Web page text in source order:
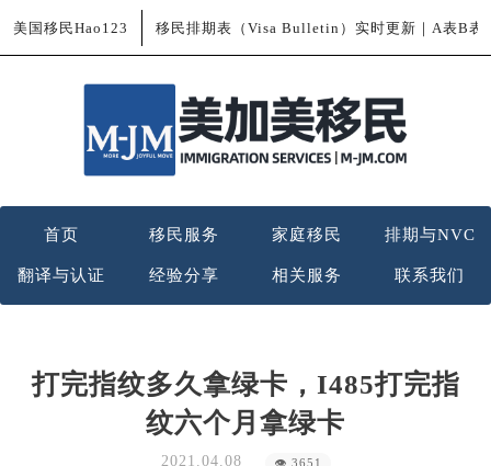
美国移民Hao123 移民排期表（Visa Bulletin）实时更新｜A表B表
首页 移民服务 家庭移民 排期与NVC
翻译与认证 经验分享 相关服务 联系我们
打完指纹多久拿绿卡，I485打完指
纹六个月拿绿卡
2021.04.08 👁 3651